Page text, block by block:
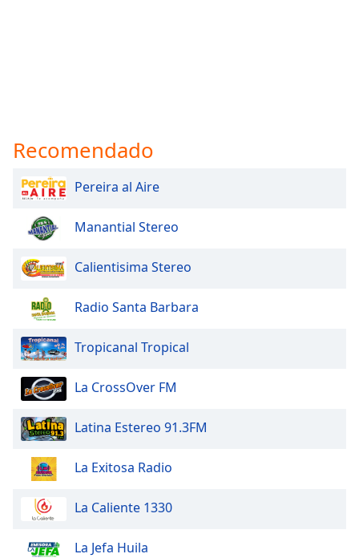
Recomendado
Pereira al Aire
Manantial Stereo
Calientisima Stereo
Radio Santa Barbara
Tropicanal Tropical
La CrossOver FM
Latina Estereo 91.3FM
La Exitosa Radio
La Caliente 1330
La Jefa Huila